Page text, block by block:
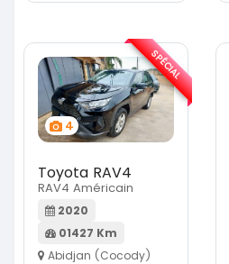
4
Toyota RAV4
RAV4 Américain
2020
01427 Km
Abidjan (Cocody)
SPÉCIAL